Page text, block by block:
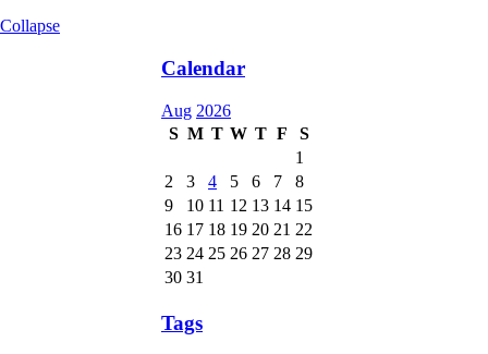
Collapse
Calendar
Aug 2026
S M T W T F
S
1
2
3 4 5 6 7
8
9
10 11 12 13 14 15
16 17 18 19 20 21 22
23 24 25 26 27 28 29
30 31
Tags